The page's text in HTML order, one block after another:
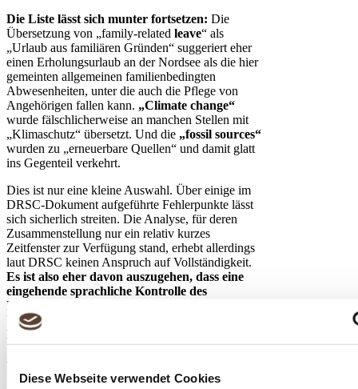
Diese Webseite verwendet Cookies
Die Liste lässt sich munter fortsetzen: Die
Übersetzung von „family-related leave“ als
„Urlaub aus familiären Gründen“ suggeriert eher
einen Erholungsurlaub an der Nordsee als die hier
gemeinten allgemeinen familienbedingten
Abwesenheiten, unter die auch die Pflege von
Angehörigen fallen kann. „Climate change“
wurde fälschlicherweise an manchen Stellen mit
„Klimaschutz“ übersetzt. Und die „fossil sources“
wurden zu „erneuerbare Quellen“ und damit glatt
ins Gegenteil verkehrt.
Dies ist nur eine kleine Auswahl. Über einige im
DRSC-Dokument aufgeführte Fehlerpunkte lässt
sich sicherlich streiten. Die Analyse, für deren
Zusammenstellung nur ein relativ kurzes
Zeitfenster zur Verfügung stand, erhebt allerdings
laut DRSC keinen Anspruch auf Vollständigkeit.
Es ist also eher davon auszugehen, dass eine
eingehende sprachliche Kontrolle des
Delegierten Rechtsakts durch
Übersetzungsprofis und Fachleute weitere
Fehler und Inkonsistenzen aufdecken würden.
Ursachenforschung